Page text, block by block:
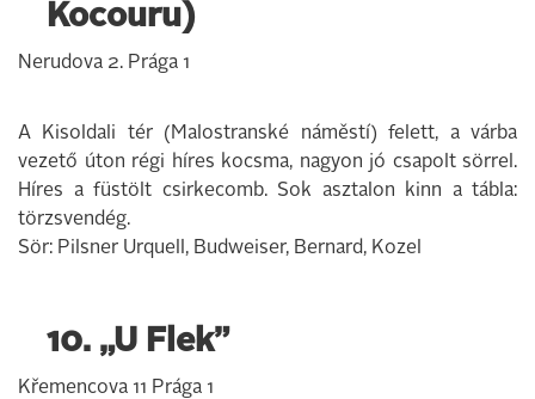
Kocouru)
Nerudova 2. Prága 1
A Kisoldali tér (Malostranské náměstí) felett, a várba
vezető úton régi híres kocsma, nagyon jó csapolt sörrel.
Híres a füstölt csirkecomb. Sok asztalon kinn a tábla:
törzsvendég.
Sör: Pilsner Urquell, Budweiser, Bernard, Kozel
10. „U Flek”
Křemencova 11 Prága 1